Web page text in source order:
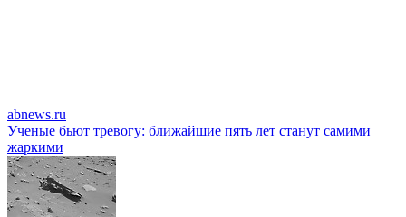
abnews.ru
Ученые бьют тревогу: ближайшие пять лет станут самими
жаркими